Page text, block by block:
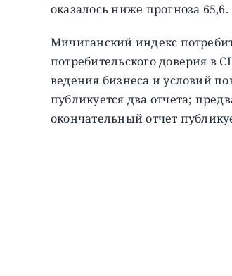
оказалось ниже прогноза 65,6.
Мичиганский индекс
потребительского доверия
ведения бизнеса и условий
публикуется два отчета;
окончательный отчет